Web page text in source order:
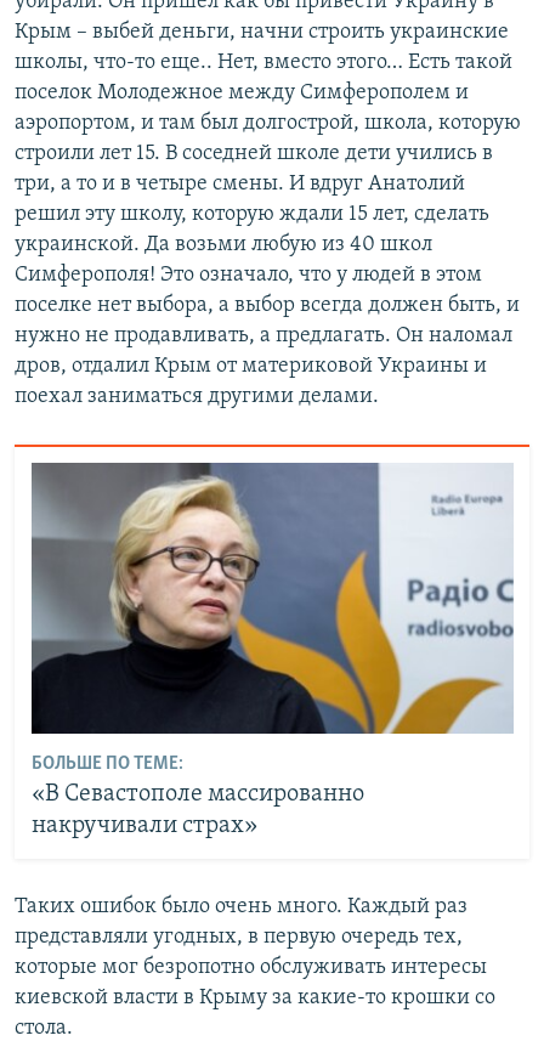
Крым – выбей деньги, начни строить украинские
школы, что-то еще.. Нет, вместо этого… Есть такой
поселок Молодежное между Симферополем и
аэропортом, и там был долгострой, школа, которую
строили лет 15. В соседней школе дети учились в
три, а то и в четыре смены. И вдруг Анатолий
решил эту школу, которую ждали 15 лет, сделать
украинской. Да возьми любую из 40 школ
Симферополя! Это означало, что у людей в этом
поселке нет выбора, а выбор всегда должен быть, и
нужно не продавливать, а предлагать. Он наломал
дров, отдалил Крым от материковой Украины и
поехал заниматься другими делами.
БОЛЬШЕ ПО ТЕМЕ:
«В Севастополе массированно
накручивали страх»
Таких ошибок было очень много. Каждый раз
представляли угодных, в первую очередь тех,
которые мог безропотно обслуживать интересы
киевской власти в Крыму за какие-то крошки со
стола.